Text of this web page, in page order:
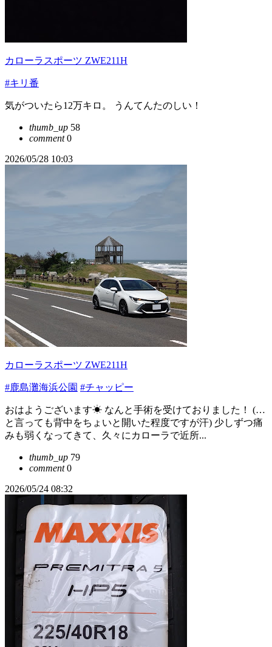
カローラスポーツ ZWE211H
#キリ番
気がついたら12万キロ。 うんてんたのしい！
thumb_up 58
comment0
2026/05/28 10:03
カローラスポーツ ZWE211H
#鹿島灘海浜公園 #チャッピー
おはようございます☀ なんと手術を受けておりました！ (…
と言っても背中をちょいと開いた程度ですが汗) 少しずつ痛
みも弱くなってきて、久々にカローラで近所...
thumb_up 79
comment0
2026/05/24 08:32